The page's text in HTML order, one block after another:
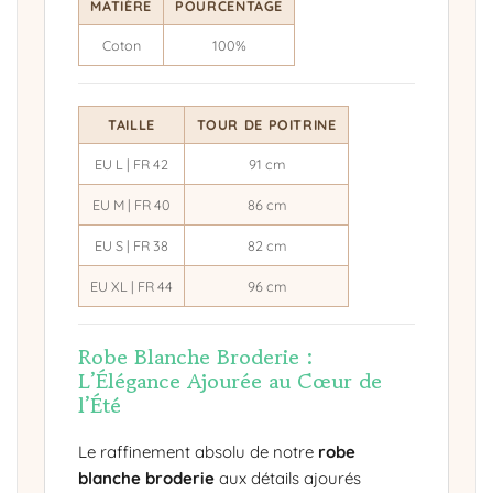
MATIÈRE POURCENTAGE
Coton 100%
TAILLE TOUR DE POITRINE
EU L | FR 42 91 cm
EU M | FR 40 86 cm
EU S | FR 38 82 cm
EU XL | FR 44 96 cm
Robe Blanche Broderie :
L’Élégance Ajourée au Cœur de
l’Été
Le raffinement absolu de notre robe
blanche broderie aux détails ajourés